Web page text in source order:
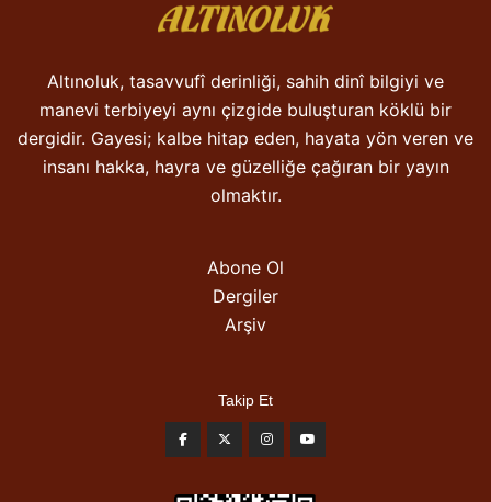
Altınoluk, tasavvufî derinliği, sahih dinî bilgiyi ve
manevi terbiyeyi aynı çizgide buluşturan köklü bir
dergidir. Gayesi; kalbe hitap eden, hayata yön veren ve
insanı hakka, hayra ve güzelliğe çağıran bir yayın
olmaktır.
Abone Ol
Dergiler
Arşiv
Takip Et